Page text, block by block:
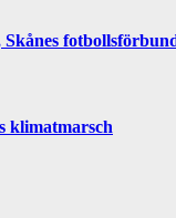
klimatmarsch